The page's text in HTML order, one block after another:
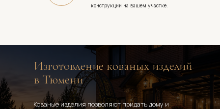
конструкции на вашем участке.
Изготовление кованых изделий
в Тюмени
Кованые изделия позволяют придать дому и